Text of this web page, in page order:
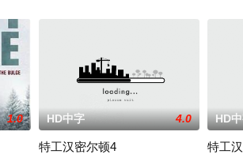
1.0 HD中字 4.0
特工汉密尔顿4
HD
特工